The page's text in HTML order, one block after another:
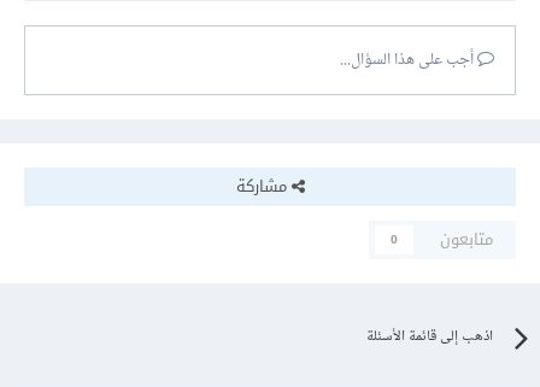
أجب على هذا السؤال...
مشاركة
متابعون
0
اذهب إلى قائمة الأسئلة